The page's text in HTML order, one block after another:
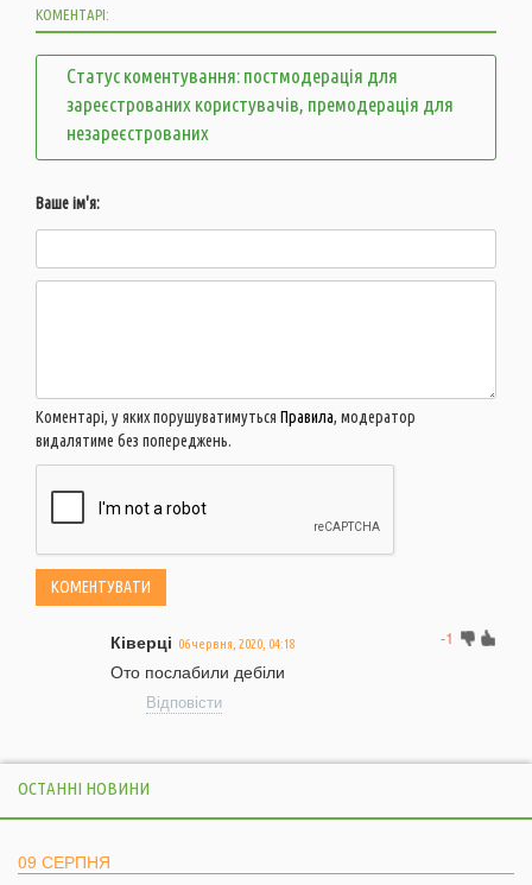
КОМЕНТАРІ:
Статус коментування: постмодерація для
зареєстрованих користувачів, премодерація для
незареєстрованих
Ваше ім'я:
Коментарі, у яких порушуватимуться Правила, модератор
видалятиме без попереджень.
-1
Ківерці 06 червня, 2020, 04:18
Ото послабили дебіли
Відповісти
ОСТАННІ НОВИНИ
09 СЕРПНЯ